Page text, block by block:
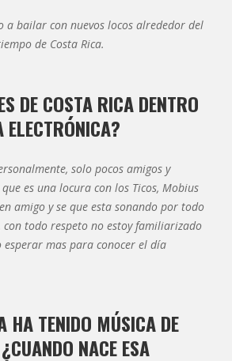
a bailar con nuevos locos alrededor del
de Costa Rica.
DE COSTA RICA DENTRO
ELECTRÓNICA?
solo pocos amigos y
es una locura con los Ticos, Mobius
amigo y se que esta sonando por todo
todo respeto no estoy familiarizado
esperar mas para conocer el día
HA TENIDO MÚSICA DE
NACE ESA